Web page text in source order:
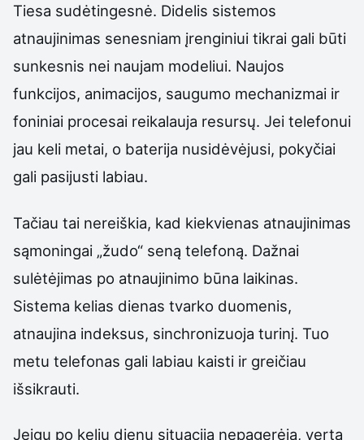
Tiesa sudėtingesnė. Didelis sistemos
atnaujinimas senesniam įrenginiui tikrai gali būti
sunkesnis nei naujam modeliui. Naujos
funkcijos, animacijos, saugumo mechanizmai ir
foniniai procesai reikalauja resursų. Jei telefonui
jau keli metai, o baterija nusidėvėjusi, pokyčiai
gali pasijusti labiau.
Tačiau tai nereiškia, kad kiekvienas atnaujinimas
sąmoningai „žudo“ seną telefoną. Dažnai
sulėtėjimas po atnaujinimo būna laikinas.
Sistema kelias dienas tvarko duomenis,
atnaujina indeksus, sinchronizuoja turinį. Tuo
metu telefonas gali labiau kaisti ir greičiau
išsikrauti.
Jeigu po kelių dienų situacija nepagerėja, verta